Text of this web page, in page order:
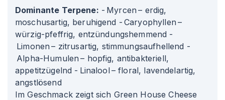
Dominante Terpene: - Myrcen – erdig,
moschusartig, beruhigend - Caryophyllen –
würzig-pfeffrig, entzündungshemmend -
Limonen – zitrusartig, stimmungsaufhellend -
Alpha-Humulen – hopfig, antibakteriell,
appetitzügelnd - Linalool – floral, lavendelartig,
angstlösend
Im Geschmack zeigt sich Green House Cheese